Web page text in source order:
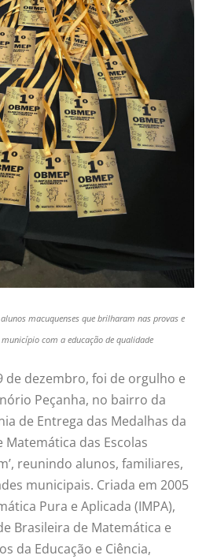
macuquenses que brilharam nas provas e
com a educação de qualidade
de dezembro, foi de orgulho e
Peçanha, no bairro da
de Entrega das Medalhas da
das Escolas
reunindo alunos, familiares,
municipais. Criada em 2005
Pura e Aplicada (IMPA),
Brasileira de Matemática e
da Educação e Ciência,